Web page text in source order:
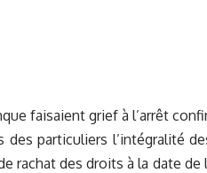
faisaient grief à l’arrêt
des particuliers l’intégralité
rachat des droits à la date